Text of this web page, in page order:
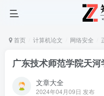
首页 计算机论文 网络安全
广东技术师范学院天
文章大全
2024年04月09日 发布